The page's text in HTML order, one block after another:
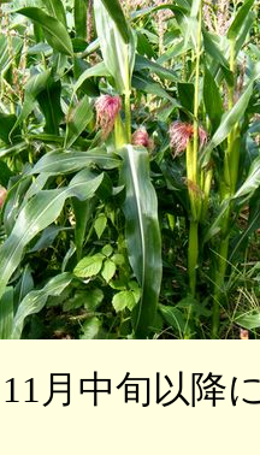
月中旬以降